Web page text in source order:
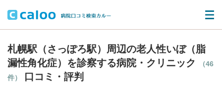
札幌駅（さっぽろ駅）周辺の老人性いぼ（脂
漏性角化症）を診察する病院・クリニック
（46
件）
口コミ・評判